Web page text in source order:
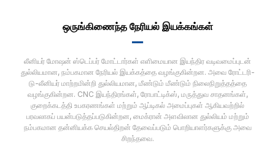
ஒருங்கிணைந்த நேரியல் இயக்கங்கள்
▂▂
லீனியர் மோஷன் ஸ்டெப்பர் மோட்டார்கள் எளிமையான இயந்திர வடிவமைப்புடன்
துல்லியமான, நம்பகமான நேரியல் இயக்கத்தை வழங்குகின்றன. அவை ரோட்டரி-
டு-லீனியர் மாற்றமின்றி துல்லியமான, மீண்டும் மீண்டும் நிலைநிறுத்தத்தை
வழங்குகின்றன. CNC இயந்திரங்கள், ரோபாட்டிக்ஸ், மருத்துவ சாதனங்கள்,
குறைக்கடத்தி உபகரணங்கள் மற்றும் ஆப்டிகல் அமைப்புகள் ஆகியவற்றில்
பரவலாகப் பயன்படுத்தப்படுகின்றன, மைக்ரான் அளவிலான துல்லியம் மற்றும்
நம்பகமான தன்னியக்க செயல்திறன் தேவைப்படும் பொறியாளர்களுக்கு அவை
சிறந்தவை.